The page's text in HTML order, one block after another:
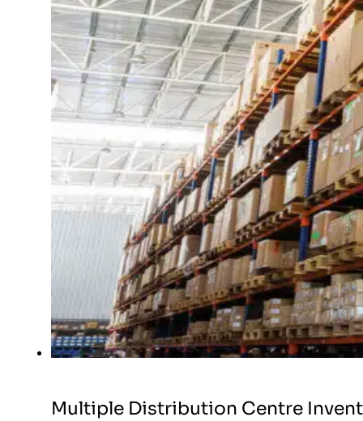
Multiple Distribution Centre